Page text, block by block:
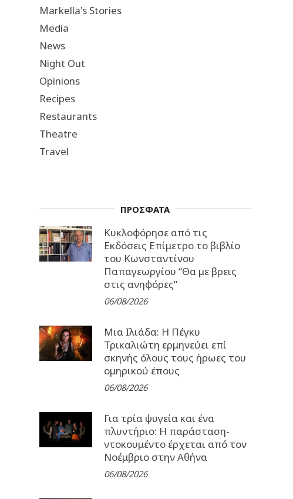
Markella's Stories
Media
News
Night Out
Opinions
Recipes
Restaurants
Theatre
Travel
ΠΡΟΣΦΑΤΑ
Κυκλοφόρησε από τις
Εκδόσεις Επίμετρο το βιβλίο
του Κωνσταντίνου
Παπαγεωργίου “Θα με βρεις
στις ανηφόρες”
06/08/2026
Μια Ιλιάδα: H Πέγκυ
Τρικαλιώτη ερμηνεύει επί
σκηνής όλους τους ήρωες του
ομηρικού έπους
06/08/2026
Για τρία ψυγεία και ένα
πλυντήριο: Η παράσταση-
ντοκουμέντο έρχεται από τον
Νοέμβριο στην Αθήνα
06/08/2026